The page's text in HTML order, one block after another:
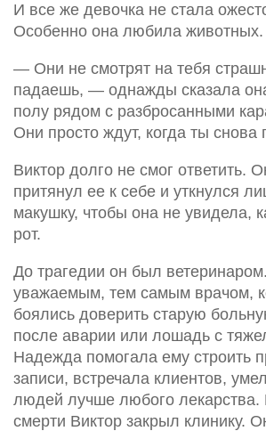
И все же девочка не стала
Особенно она любила животных.
— Они не смотрят на тебя
падаешь, — однажды сказала
полу рядом с разбросанными
Они просто ждут, когда ты
Виктор долго не смог ответить.
притянул ее к себе и уткнулся
макушку, чтобы она не увидела,
рот.
До трагедии он был
уважаемым, тем самым врачом,
боялись доверить старую
после аварии или лошадь с
Надежда помогала ему строить
записи, встречала клиентов,
людей лучше любого лекарства.
смерти Виктор закрыл клинику.